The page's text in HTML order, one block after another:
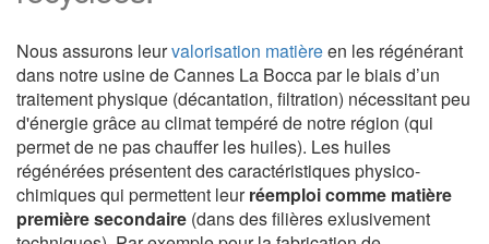
Nous assurons leurvalorisation matièreen les régénérant
dans notre usine de Cannes La Bocca par le biais d’un
traitement physique (décantation, filtration) nécessitant peu
d'énergie grâce au climat tempéré de notre région (qui
permet de ne pas chauffer les huiles). Les huiles
régénérées présentent des caractéristiques physico-
chimiques qui permettent leurréemploi comme matière
première secondaire (dans des filières exlusivement